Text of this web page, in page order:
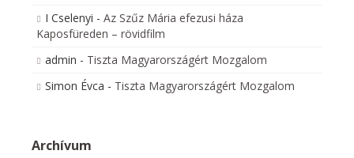
I Cselenyi - Az Szűz Mária efezusi háza
Kaposfüreden – rövidfilm
admin - Tiszta Magyarországért Mozgalom
Simon Évca - Tiszta Magyarországért Mozgalom
Archívum